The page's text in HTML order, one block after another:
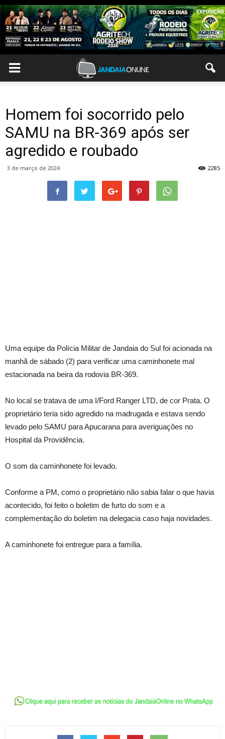
Homem foi socorrido pelo
SAMU na BR-369 após ser
agredido e roubado
3 de março de 2024 2285
Uma equipe da Polícia Militar de Jandaia do Sul foi acionada na
manhã de sábado (2) para verificar uma caminhonete mal
estacionada na beira da rodovia BR-369.
No local se tratava de uma I/Ford Ranger LTD, de cor Prata. O
proprietário teria sido agredido na madrugada e estava sendo
levado pelo SAMU para Apucarana para averiguações no
Hospital da Providência.
O som da caminhonete foi levado.
Conforme a PM, como o proprietário não sabia falar o que havia
acontecido, foi feito o boletim de furto do som e a
complementação do boletim na delegacia caso haja novidades.
A caminhonete foi entregue para a família.